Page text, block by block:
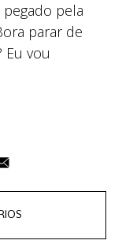
pela
parar de
Eu vou